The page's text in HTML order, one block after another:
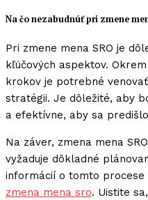
Na čo nezabudnúť pri zmene
Pri zmene mena SRO je
kľúčových aspektov.
krokov je potrebné
stratégii. Je dôležité, aby
a efektívne, aby sa
Na záver, zmena mena
vyžaduje dôkladné
informácií o tomto procese
zmena mena sro. Uistite